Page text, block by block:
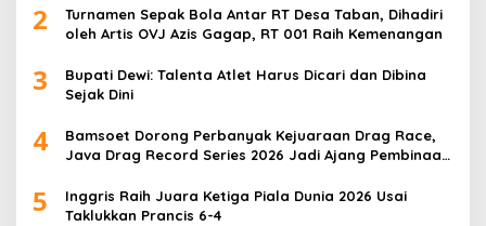
2
Turnamen Sepak Bola Antar RT Desa Taban, Dihadiri
oleh Artis OVJ Azis Gagap, RT 001 Raih Kemenangan
3
Bupati Dewi: Talenta Atlet Harus Dicari dan Dibina
Sejak Dini
4
Bamsoet Dorong Perbanyak Kejuaraan Drag Race,
Java Drag Record Series 2026 Jadi Ajang Pembinaan
5
Inggris Raih Juara Ketiga Piala Dunia 2026 Usai
Taklukkan Prancis 6-4